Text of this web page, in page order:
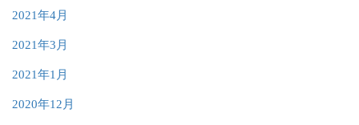
2021年4月
2021年3月
2021年1月
2020年12月